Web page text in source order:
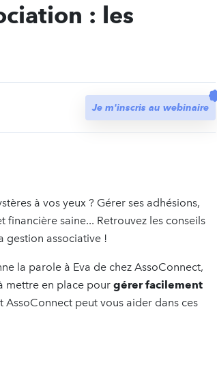
: les
Je m'inscris au webinaire
à vos yeux ? Gérer ses adhésions,
saine... Retrouvez les conseils
gestion associative !
la parole à Eva de chez AssoConnect,
mettre en place pour gérer facilement
peut vous aider dans ces